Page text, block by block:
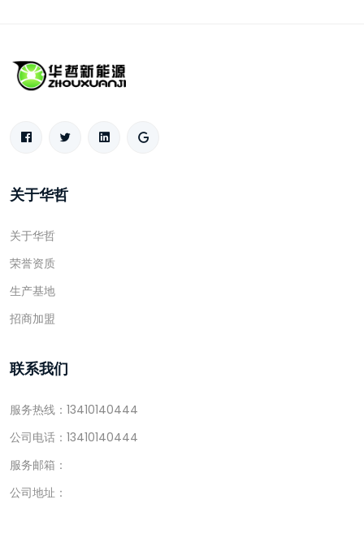
关于华哲
关于华哲
荣誉资质
生产基地
招商加盟
联系我们
服务热线：13410140444
公司电话：13410140444
服务邮箱：
公司地址：